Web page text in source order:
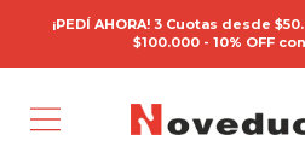
¡PEDÍ AHORA! 3 Cuotas desde
$100.000 - 10% OFF